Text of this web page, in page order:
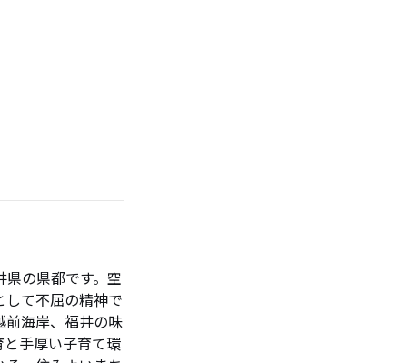
の県都です。空
て不屈の精神で
前海岸、福井の味
手厚い子育て環